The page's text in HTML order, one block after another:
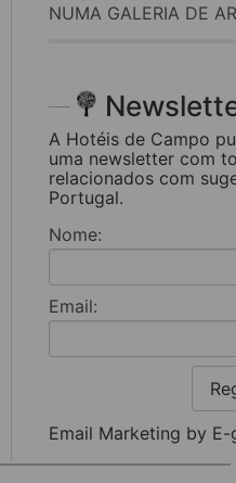
NUMA GALERIA DE
A Hotéis de Campo
uma newsletter com
relacionados com
Portugal.
Nome:
Email:
Email Marketing by E-